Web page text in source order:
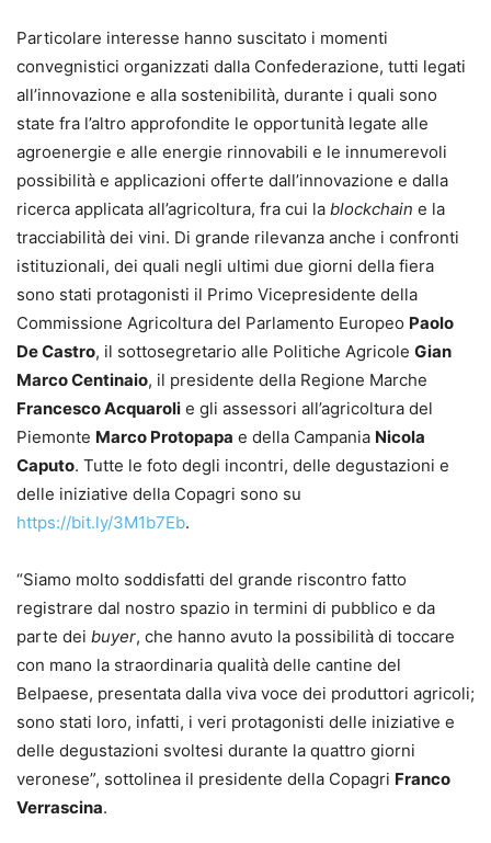
Particolare interesse hanno suscitato i momenti
convegnistici organizzati dalla Confederazione, tutti legati
all’innovazione e alla sostenibilità, durante i quali sono
state fra l’altro approfondite le opportunità legate alle
agroenergie e alle energie rinnovabili e le innumerevoli
possibilità e applicazioni offerte dall’innovazione e dalla
ricerca applicata all’agricoltura, fra cui la blockchain e la
tracciabilità dei vini. Di grande rilevanza anche i confronti
istituzionali, dei quali negli ultimi due giorni della fiera
sono stati protagonisti il Primo Vicepresidente della
Commissione Agricoltura del Parlamento Europeo Paolo
De Castro, il sottosegretario alle Politiche Agricole Gian
Marco Centinaio, il presidente della Regione Marche
Francesco Acquaroli e gli assessori all’agricoltura del
Piemonte Marco Protopapa e della Campania Nicola
Caputo. Tutte le foto degli incontri, delle degustazioni e
delle iniziative della Copagri sono su
https://bit.ly/3M1b7Eb.
“Siamo molto soddisfatti del grande riscontro fatto
registrare dal nostro spazio in termini di pubblico e da
parte dei buyer, che hanno avuto la possibilità di toccare
con mano la straordinaria qualità delle cantine del
Belpaese, presentata dalla viva voce dei produttori agricoli;
sono stati loro, infatti, i veri protagonisti delle iniziative e
delle degustazioni svoltesi durante la quattro giorni
veronese”, sottolinea il presidente della Copagri Franco
Verrascina.